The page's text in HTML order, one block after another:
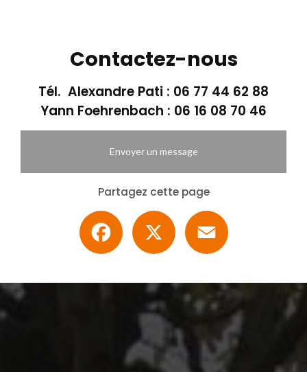
Contactez-nous
Tél. Alexandre Pati : 06 77 44 62 88
Yann Foehrenbach : 06 16 08 70 46
Envoyer un message
Partagez cette page
Facebook